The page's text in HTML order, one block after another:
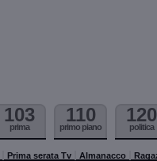
103
prima
110
primo piano
120
politica
Prima serata Tv Almanacco